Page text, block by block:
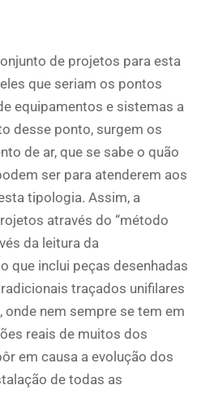
de projetos para esta
que seriam os pontos
equipamentos e sistemas a
desse ponto, surgem os
de ar, que se sabe o quão
ser para atenderem aos
tipologia. Assim, a
através do “método
da leitura da
que inclui peças desenhadas
traçados unifilares
nem sempre se tem em
reais de muitos dos
em causa a evolução dos
de todas as